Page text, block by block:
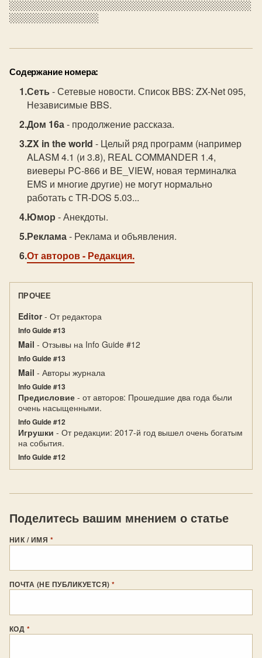
░░░░░░░░░░░░░░░░░░░░░░░░░░░░░░░░░░░░░░░░░░░░░░
Содержание номера:
Сеть - Сетевые новости. Список BBS: ZX-Net 095,
Независимые BBS.
Дом 16а- продолжение рассказа.
ZX in the world - Целый ряд программ (например
ALASM 4.1 (и 3.8), REAL COMMANDER 1.4,
виеверы PC-866 и BE_VIEW, новая терминалка
EMS и многие другие) не могут нормально
работать с TR-DOS 5.03...
Юмор - Анекдоты.
Реклама- Реклама и объявления.
От авторов- Редакция.
ПРОЧЕЕ
Editor- От редактора
Info Guide #13
Mail - Отзывы на Info Guide #12
Info Guide #13
Mail - Авторы журнала
Info Guide #13
Предисловие - от авторов: Прошедшие два года были
очень насыщенными.
Info Guide #12
Игрушки - От редакции: 2017-й год вышел очень богатым
на события.
Info Guide #12
Поделитесь вашим мнением о статье
НИК / ИМЯ *
ПОЧТА (НЕ ПУБЛИКУЕТСЯ)*
КОД *